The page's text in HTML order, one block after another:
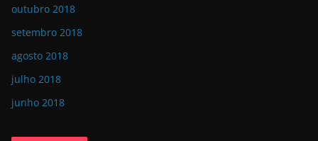
outubro 2018
setembro 2018
agosto 2018
julho 2018
junho 2018